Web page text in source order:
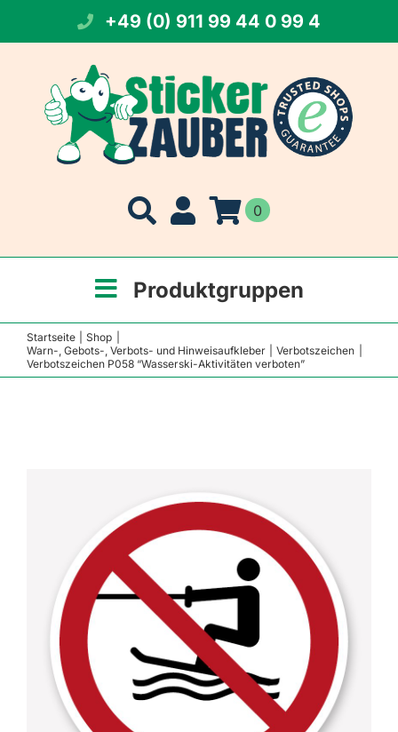
springen
+49 (0) 911 99 44 0 99 4
0
Produktgruppen
Startseite
Shop
Warn-, Gebots-, Verbots- und Hinweisaufkleber
Verbotszeichen
Verbotszeichen P058 “Wasserski-Aktivitäten verboten”